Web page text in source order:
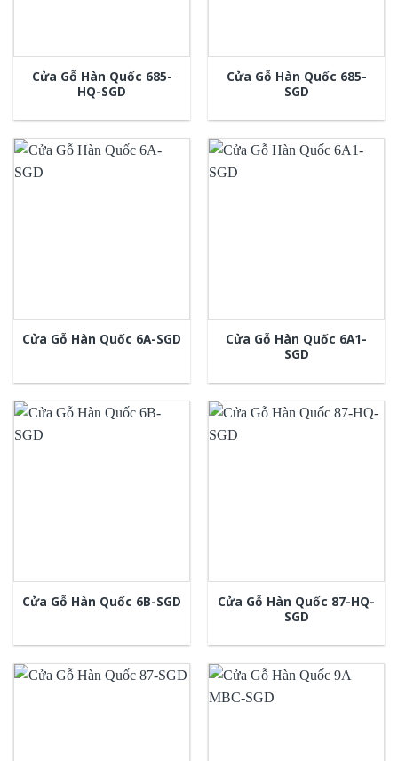
Cửa Gỗ Hàn Quốc 685-
HQ-SGD
Cửa Gỗ Hàn Quốc 685-
SGD
Cửa Gỗ Hàn Quốc 6A-SGD
Cửa Gỗ Hàn Quốc 6A1-
SGD
Cửa Gỗ Hàn Quốc 6B-SGD
Cửa Gỗ Hàn Quốc 87-HQ-
SGD